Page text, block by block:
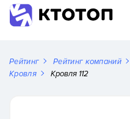
Рейтинг Рейтинг компаний
Кровля
Кровля 112